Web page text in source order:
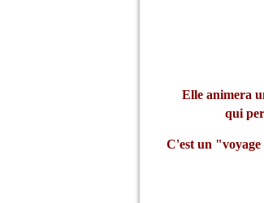
Elle animera
qui
C'est un